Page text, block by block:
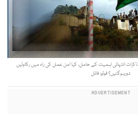
انتہائی اہمیت کے حامل، کیا امن عمل کی راہ میں رکاوٹیں
دورہوگئیں؟ فوٹو: فائل